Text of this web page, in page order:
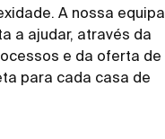
A nossa equipa
a ajudar, através da
e da oferta de
para cada casa de